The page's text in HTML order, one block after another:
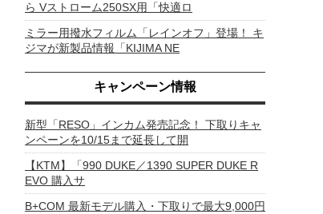
ら Vストローム250SX用「快適ロ
ミラー用撥水フィルム「レインオフ」登場！ キ
ジマが新製品情報「KIJIMA NE
キャンペーン情報
新型「RESO」インカム発売記念！ 下取りキャ
ンペーンを10/15まで延長して開
【KTM】「990 DUKE／1390 SUPER DUKE R
EVO 購入サ
B+COM 最新モデル購入・下取りで最大9,000円